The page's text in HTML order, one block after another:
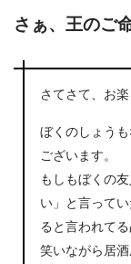
さぁ、王のご
さてさて、お
ぼくのしょう
ございます。
もしもぼくの
い」と言って
ると言われて
笑いながら居